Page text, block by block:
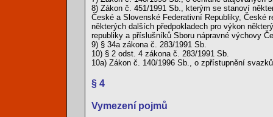
8) Zákon č. 451/1991 Sb., kterým se stanoví
České a Slovenské Federativní Republiky, České
některých dalších předpokladech pro výkon
republiky a příslušníků Sboru nápravné výchovy
9) § 34a zákona č. 283/1991 Sb.
10) § 2 odst. 4 zákona č. 283/1991 Sb.
10a) Zákon č. 140/1996 Sb., o zpřístupnění
§ 4
Vymezení pojmů